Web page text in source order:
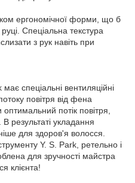
ергономічної форми, що б
Спеціальна текстура
з рук навіть при
спеціальні вентиляційні
повітря від фена
потік повітря,
результаті укладання
для здоров'я волосся.
Y. S. Park, ретельно і
для зручності майстра
клієнта!